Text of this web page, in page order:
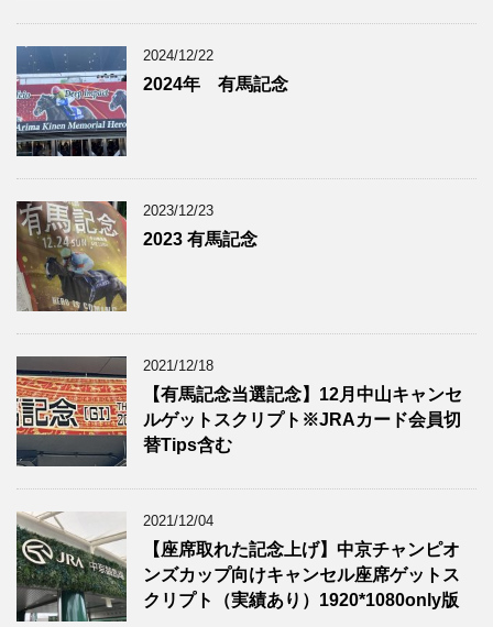
2024/12/22
2024年 有馬記念
2023/12/23
2023 有馬記念
2021/12/18
【有馬記念当選記念】12月中山キャンセ
ルゲットスクリプト※JRAカード会員切
替Tips含む
2021/12/04
【座席取れた記念上げ】中京チャンピオ
ンズカップ向けキャンセル座席ゲットス
クリプト（実績あり）1920*1080only版